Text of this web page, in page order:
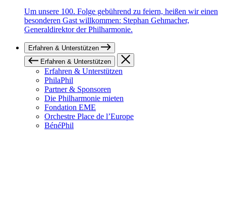
Um unsere 100. Folge gebührend zu feiern, heißen wir einen
besonderen Gast willkommen: Stephan Gehmacher,
Generaldirektor der Philharmonie.
Erfahren & Unterstützen
Erfahren & Unterstützen
Erfahren & Unterstützen
PhilaPhil
Partner & Sponsoren
Die Philharmonie mieten
Fondation EME
Orchestre Place de l’Europe
BénéPhil